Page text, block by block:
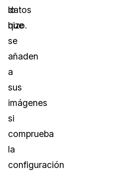
datos
que
se
añaden
a
sus
imágenes
si
comprueba
la
configuración
lo
hizo.